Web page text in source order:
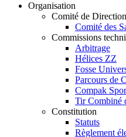
Organisation
Comité de Direction
Comité des
Commissions
Arbitrage
Hélices ZZ
Fosse
Parcours de
Compak
Tir Combiné
Constitution
Statuts
Règlement